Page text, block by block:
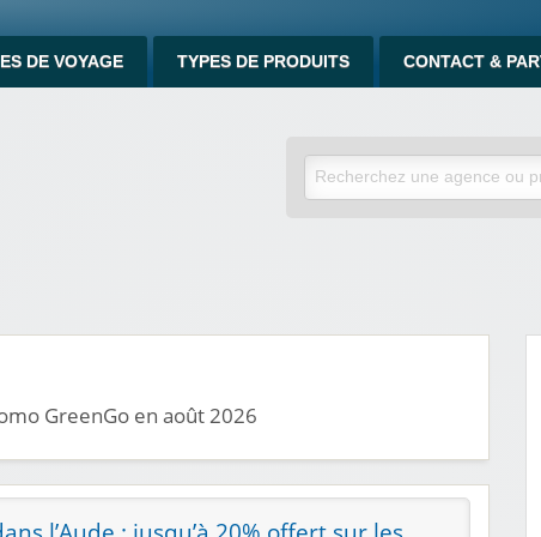
DE VOYAGE TYPES DE PRODUITS CONTACT &
GreenGo en août 2026